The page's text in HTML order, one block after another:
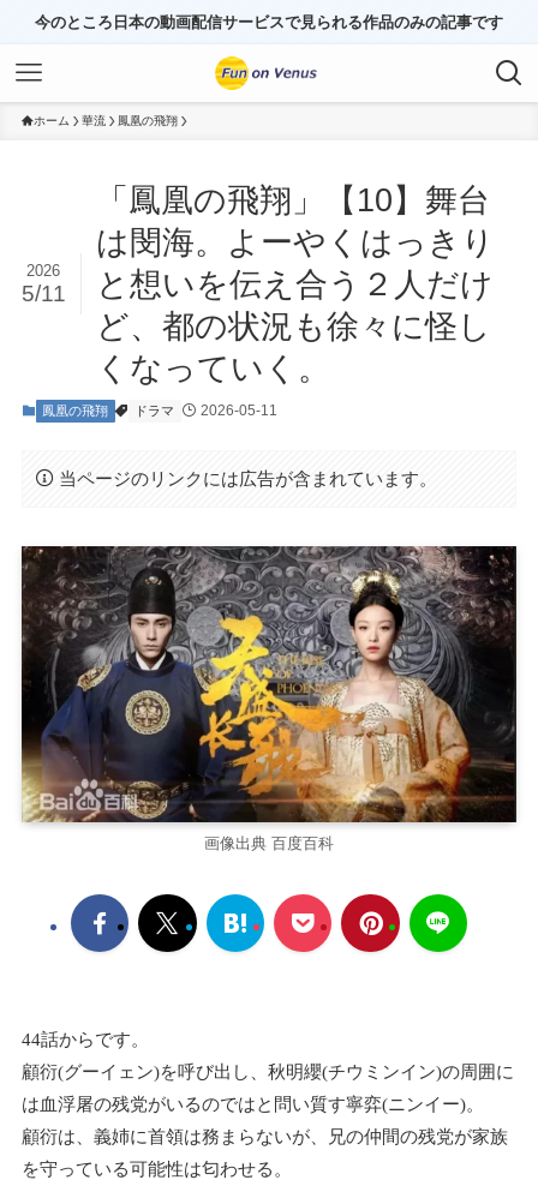
今のところ日本の動画配信サービスで見られる作品のみの記事です
ホーム 華流 鳳凰の飛翔
「鳳凰の飛翔」【10】舞台
は閔海。よーやくはっきり
と想いを伝え合う２人だけ
ど、都の状況も徐々に怪し
くなっていく。
2026
5/11
鳳凰の飛翔 ドラマ 2026-05-11
当ページのリンクには広告が含まれています。
画像出典 百度百科
44話からです。
顧衍(グーイェン)を呼び出し、秋明纓(チウミンイン)の周囲に
は血浮屠の残党がいるのではと問い質す寧弈(ニンイー)。
顧衍は、義姉に首領は務まらないが、兄の仲間の残党が家族
を守っている可能性は匂わせる。